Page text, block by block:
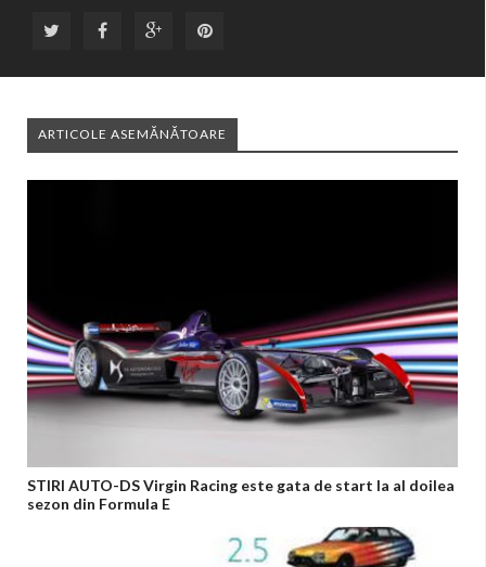
ARTICOLE ASEMĂNĂTOARE
STIRI AUTO-DS Virgin Racing este gata de start la al doilea
sezon din Formula E